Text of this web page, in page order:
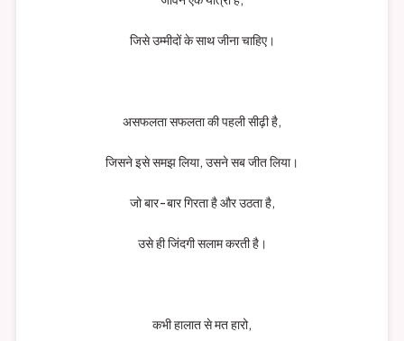
जिसे उम्मीदों के साथ जीना चाहिए।
असफलता सफलता की पहली सीढ़ी है,
जिसने इसे समझ लिया, उसने सब जीत लिया।
जो बार-बार गिरता है और उठता है,
उसे ही जिंदगी सलाम करती है।
कभी हालात से मत हारो,